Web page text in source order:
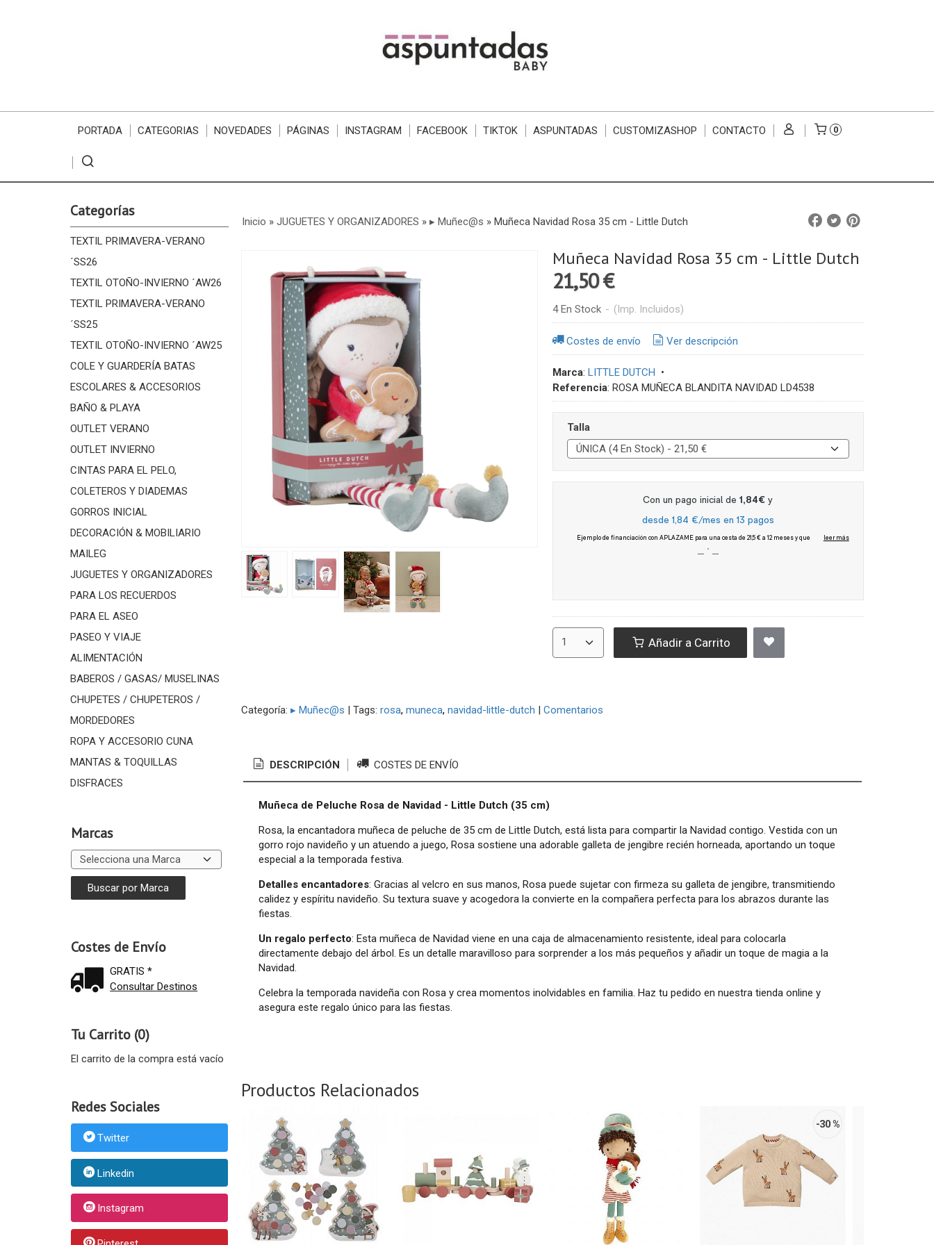
PORTADA CATEGORIAS NOVEDADES PÁGINAS INSTAGRAM FACEBOOK TIKTOK ASPUNTADAS CUSTOMIZASHOP CONTACTO 0
Categorías
TEXTIL PRIMAVERA-VERANO
´SS26
TEXTIL OTOÑO-INVIERNO ´AW26
TEXTIL PRIMAVERA-VERANO
´SS25
TEXTIL OTOÑO-INVIERNO ´AW25
COLE Y GUARDERÍA BATAS
ESCOLARES & ACCESORIOS
BAÑO & PLAYA
OUTLET VERANO
OUTLET INVIERNO
CINTAS PARA EL PELO,
COLETEROS Y DIADEMAS
GORROS INICIAL
DECORACIÓN & MOBILIARIO
MAILEG
JUGUETES Y ORGANIZADORES
PARA LOS RECUERDOS
PARA EL ASEO
PASEO Y VIAJE
ALIMENTACIÓN
BABEROS / GASAS/ MUSELINAS
CHUPETES / CHUPETEROS /
MORDEDORES
ROPA Y ACCESORIO CUNA
MANTAS & TOQUILLAS
DISFRACES
Marcas
Costes de Envío
GRATIS *
Consultar Destinos
Tu Carrito (0)
El carrito de la compra está vacío
Redes Sociales
Twitter
Linkedin
Instagram
Inicio » JUGUETES Y ORGANIZADORES » ▸ Muñec@s » Muñeca Navidad Rosa 35 cm - Little Dutch
Muñeca Navidad Rosa 35 cm - Little Dutch
21,50 €
4 En Stock - (Imp. Incluidos)
Costes de envío Ver descripción
Marca: LITTLE DUTCH •
Referencia: ROSA MUÑECA BLANDITA NAVIDAD LD4538
Talla
Añadir a Carrito
Categoría: ▸ Muñec@s | Tags: rosa muneca navidad-little-dutch | Comentarios
DESCRIPCIÓN COSTES DE ENVÍO
Muñeca de Peluche Rosa de Navidad - Little Dutch (35 cm)
Rosa, la encantadora muñeca de peluche de 35 cm de Little Dutch, está lista para compartir la Navidad contigo. Vestida con un
gorro rojo navideño y un atuendo a juego, Rosa sostiene una adorable galleta de jengibre recién horneada, aportando un toque
especial a la temporada festiva.
Detalles encantadores: Gracias al velcro en sus manos, Rosa puede sujetar con firmeza su galleta de jengibre, transmitiendo
calidez y espíritu navideño. Su textura suave y acogedora la convierte en la compañera perfecta para los abrazos durante las
fiestas.
Un regalo perfecto: Esta muñeca de Navidad viene en una caja de almacenamiento resistente, ideal para colocarla
directamente debajo del árbol. Es un detalle maravilloso para sorprender a los más pequeños y añadir un toque de magia a la
Navidad.
Celebra la temporada navideña con Rosa y crea momentos inolvidables en familia. Haz tu pedido en nuestra tienda online y
asegura este regalo único para las fiestas.
Productos Relacionados
-30 % -30 %